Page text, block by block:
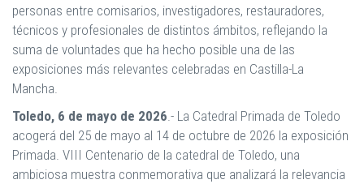
personas entre comisarios, investigadores, restauradores,
técnicos y profesionales de distintos ámbitos, reflejando la
suma de voluntades que ha hecho posible una de las
exposiciones más relevantes celebradas en Castilla-La
Mancha.
Toledo, 6 de mayo de 2026 .- La Catedral Primada de Toledo
acogerá del 25 de mayo al 14 de octubre de 2026 la exposición
Primada. VIII Centenario de la catedral de Toledo, una
ambiciosa muestra conmemorativa que analizará la relevancia